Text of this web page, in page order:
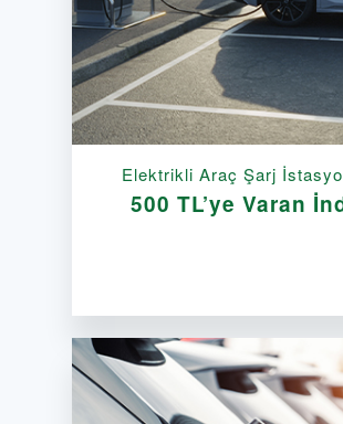
Elektrikli Araç Şarj
500 TL’ye Varan